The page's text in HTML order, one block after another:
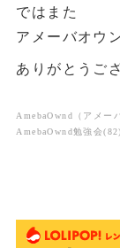
ではまた
アメーバオウ
ありがとうご
AmebaOwnd（アメー
AmebaOwnd勉強会(82)